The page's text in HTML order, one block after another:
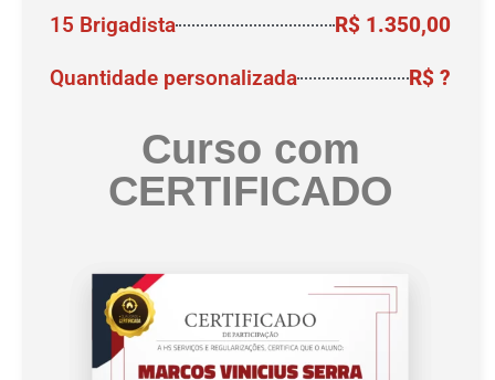
15 Brigadista R$ 1.350,00
Quantidade personalizada R$ ?
Curso com
CERTIFICADO